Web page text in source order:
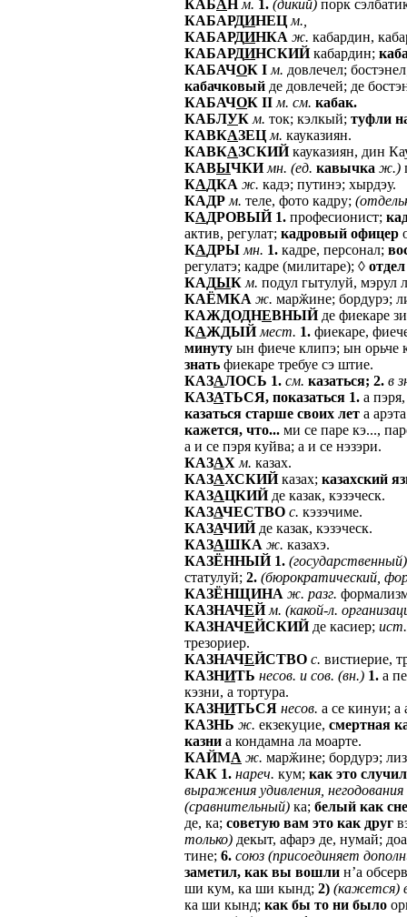
КАБАН м. 1. (дикий) порк
КАБАРДИНЕЦ м.,
КАБАРДИНКА ж. кабардин,
КАБАРДИНСКИЙкабардин;
КАБАЧОК I м. довлечел;
кабачковый де довлечей; де
КАБАЧОК II м. см. кабак.
КАБЛУК м. ток; кэлкый; туфли
КАВКАЗЕЦ м. кауказиян.
КАВКАЗСКИЙкауказиян, дин
КАВЫЧКИ мн. (ед. кавычка ж.)
КАДКА ж. кадэ; путинэ; хырдэу.
КАДР м. теле, фото кадру;
КАДРОВЫЙ 1. професионист;
актив, регулат; кадровый офицер
КАДРЫ мн. 1. кадре, персонал;
регулатэ; кадре (милитаре); ◊ отдел
КАДЫК м. подул гытулуй, мэрул
КАЁМКА ж. марӂине; бордурэ;
КАЖДОДНЕВНЫЙде фиекаре
КАЖДЫЙ мест. 1. фиекаре,
минуту ын фиече клипэ; ын орьче
знать фиекаре требуе сэ штие.
КАЗАЛОСЬ 1. см. казаться; 2. в
КАЗАТЬСЯ, показаться 1. а
казаться старше своих лет а
кажется, что... ми се паре кэ...,
а и се пэря куйва; а и се нэзэри.
КАЗАХ м. казах.
КАЗАХСКИЙказах; казахский
КАЗАЦКИЙде казак, кэзэческ.
КАЗАЧЕСТВО с. кэзэчиме.
КАЗАЧИЙде казак, кэзэческ.
КАЗАШКА ж. казахэ.
КАЗЁННЫЙ 1. (государственный)
статулуй; 2. (бюрократический,
КАЗЁНЩИНА ж. разг.
КАЗНАЧЕЙ м. (какой-л.
КАЗНАЧЕЙСКИЙде касиер; ист.
трезориер.
КАЗНАЧЕЙСТВО с. вистиерие,
КАЗНИТЬ несов. и сов. (вн.) 1. а
кэзни, а тортура.
КАЗНИТЬСЯ несов. а се кинуи; а
КАЗНЬ ж. екзекуцие, смертная
казни а кондамна ла моарте.
КАЙМА ж. марӂине; бордурэ;
КАК 1. нареч. кум; как это
выражения удивления, негодования
(сравнительный) ка; белый как
де, ка; советую вам это как друг
только) декыт, афарэ де, нумай;
тине; 6. союз (присоединяет
заметил, как вы вошли н’а
ши кум, ка ши кынд; 2) (кажется)
ка ши кынд; как бы то ни было